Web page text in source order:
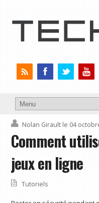
Nolan Girault le 04
Comment
jeux en ligne
Tutoriels